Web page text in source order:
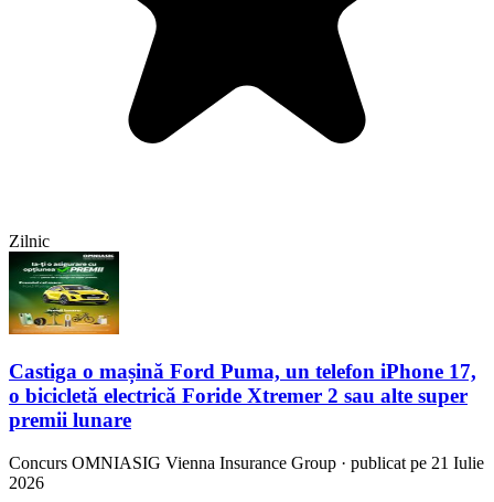
Zilnic
Castiga o mașină Ford Puma, un telefon iPhone 17,
o bicicletă electrică Foride Xtremer 2 sau alte super
premii lunare
Concurs OMNIASIG Vienna Insurance Group · publicat pe 21 Iulie
2026